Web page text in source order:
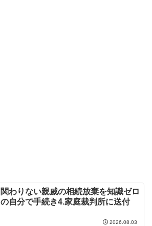
関わりない親戚の相続放棄を知識ゼロ
の自分で手続き4.家庭裁判所に送付
2026.08.03